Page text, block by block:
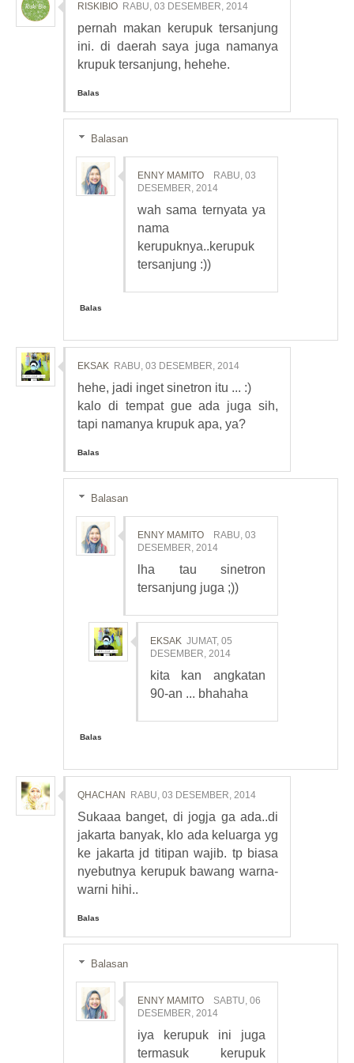
RISKIBIO RABU, 03 DESEMBER, 2014
pernah makan kerupuk tersanjung
ini. di daerah saya juga namanya
krupuk tersanjung, hehehe.
Balas
Balasan
ENNY MAMITO
RABU, 03
DESEMBER, 2014
wah sama ternyata ya
nama
kerupuknya..kerupuk
tersanjung :))
Balas
EKSAK RABU, 03 DESEMBER, 2014
hehe, jadi inget sinetron itu ... :)
kalo di tempat gue ada juga sih,
tapi namanya krupuk apa, ya?
Balas
Balasan
ENNY MAMITO
RABU, 03
DESEMBER, 2014
lha tau sinetron
tersanjung juga ;))
EKSAK JUMAT, 05
DESEMBER, 2014
kita kan angkatan
90-an ... bhahaha
Balas
QHACHAN RABU, 03 DESEMBER, 2014
Sukaaa banget, di jogja ga ada..di
jakarta banyak, klo ada keluarga yg
ke jakarta jd titipan wajib. tp biasa
nyebutnya kerupuk bawang warna-
warni hihi..
Balas
Balasan
ENNY MAMITO
SABTU, 06
DESEMBER, 2014
iya kerupuk ini juga
termasuk kerupuk